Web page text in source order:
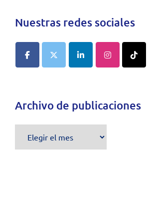
Nuestras redes sociales
Archivo de publicaciones